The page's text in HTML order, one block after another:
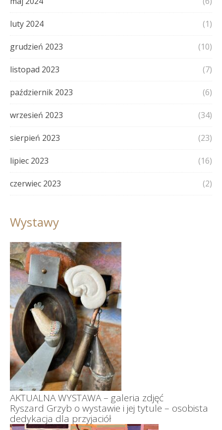
luty 2024 (1)
grudzień 2023 (10)
listopad 2023 (7)
październik 2023 (6)
wrzesień 2023 (34)
sierpień 2023 (23)
lipiec 2023 (16)
czerwiec 2023 (2)
Wystawy
AKTUALNA WYSTAWA – galeria zdjęć
Ryszard Grzyb o wystawie i jej tytule – osobista
dedykacja dla przyjaciół